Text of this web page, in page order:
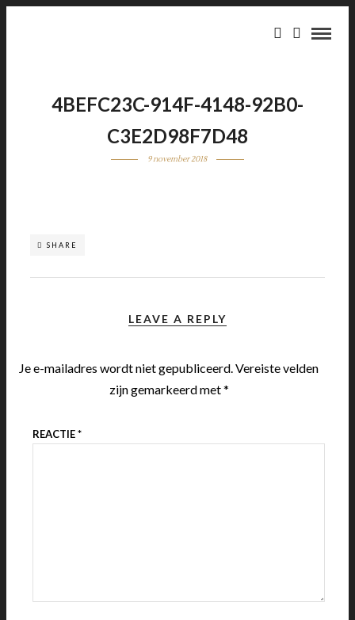
4BEFC23C-914F-4148-92B0-
C3E2D98F7D48
9 november 2018
SHARE
LEAVE A REPLY
Je e-mailadres wordt niet gepubliceerd.Vereiste velden
zijn gemarkeerd met*
REACTIE*